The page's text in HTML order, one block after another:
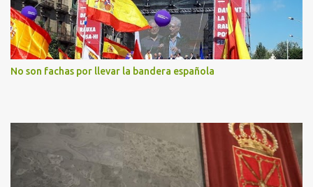
No son fachas por llevar la bandera española